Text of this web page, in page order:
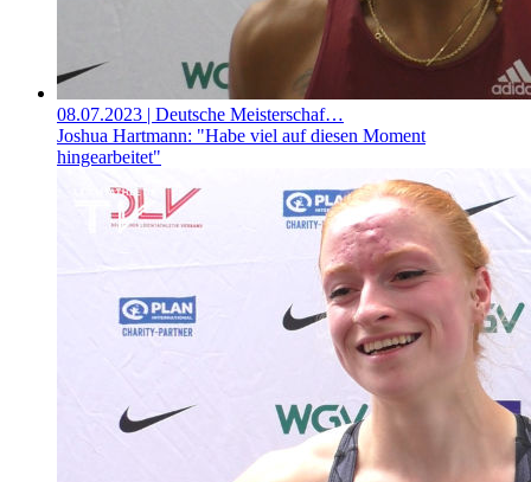
08.07.2023 | Deutsche Meisterschaf…
Joshua Hartmann: "Habe viel auf diesen Moment
hingearbeitet"